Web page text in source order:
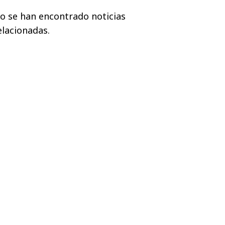
se han encontrado noticias